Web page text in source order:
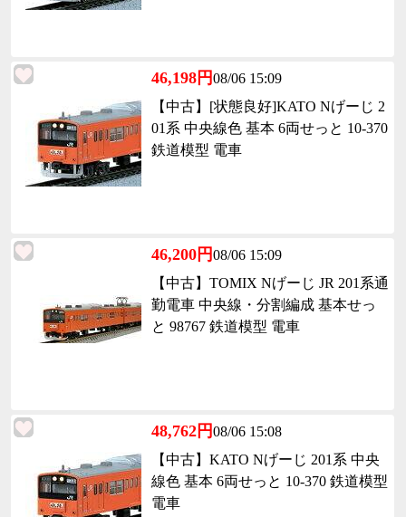
46,198円08/06 15:09
【中古】[状態良好]KATO Nげーじ 2
01系 中央線色 基本 6両せっと 10-370
鉄道模型 電車
46,200円08/06 15:09
【中古】TOMIX Nげーじ JR 201系通
勤電車 中央線・分割編成 基本せっ
と 98767 鉄道模型 電車
48,762円08/06 15:08
【中古】KATO Nげーじ 201系 中央
線色 基本 6両せっと 10-370 鉄道模型
電車